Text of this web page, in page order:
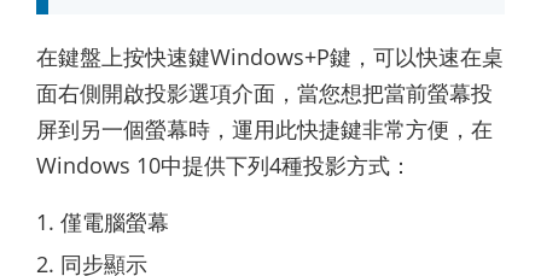
在鍵盤上按快速鍵Windows+P鍵，可以快速在桌
面右側開啟投影選項介面，當您想把當前螢幕投
屏到另一個螢幕時，運用此快捷鍵非常方便，在
Windows 10中提供下列4種投影方式：
僅電腦螢幕
同步顯示